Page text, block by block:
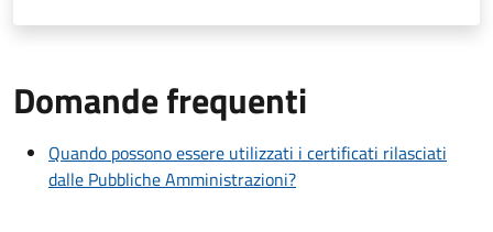
Domande frequenti
Quando possono essere utilizzati i certificati rilasciati
dalle Pubbliche Amministrazioni?